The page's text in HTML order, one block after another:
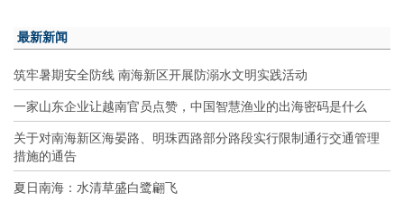
最新新闻
筑牢暑期安全防线 南海新区开展防溺水文明实践活动
一家山东企业让越南官员点赞，中国智慧渔业的出海密码是什么
关于对南海新区海晏路、明珠西路部分路段实行限制通行交通管理
措施的通告
夏日南海：水清草盛白鹭翩飞